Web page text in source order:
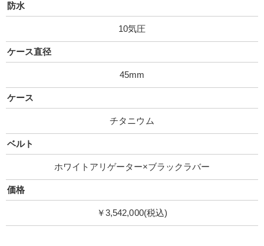
防水
10気圧
ケース直径
45mm
ケース
チタニウム
ベルト
ホワイトアリゲーター×ブラックラバー
価格
￥3,542,000(税込)